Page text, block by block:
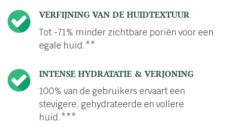
VERFIJNING VAN DE HUIDTEXTUUR
Tot -71% minder zichtbare poriën voor een
egale huid.**
INTENSE HYDRATATIE & VERJONING
100% van de gebruikers ervaart een
stevigere, gehydrateerde en vollere
huid.***